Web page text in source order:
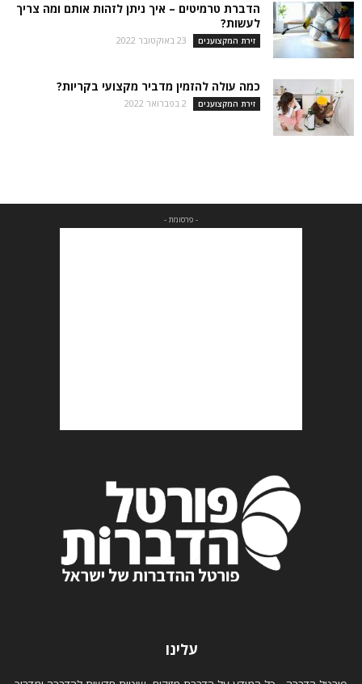
הדברת טרמיטים – איך ניתן לזהות אותם ומה צריך
לעשות?
זירת המקצוענים 23 באוקטובר 2022
כמה עולה להזמין מדביר מקצועי בקריות?
זירת המקצוענים 2 בפברואר 2022
- פרסומת -
עלינו